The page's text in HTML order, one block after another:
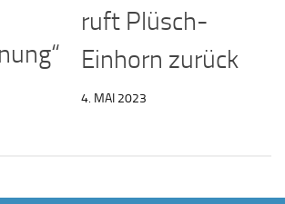
ruft Plüsch-
Einhorn zurück
4. MAI 2023